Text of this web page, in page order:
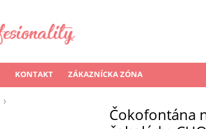
KONTAKT ZÁKAZNÍCKA ZÓNA
Čokofontána